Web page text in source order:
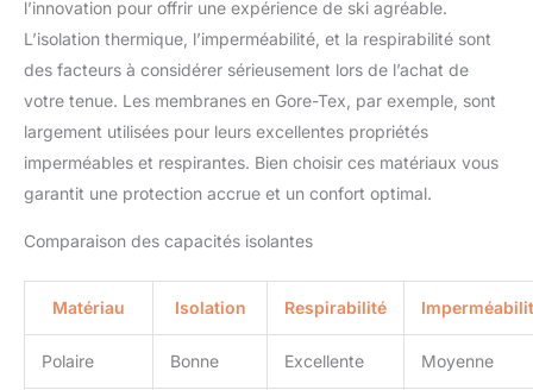
pour toute aventure hivernale,
nature. Ce manteau
est parfait pour les activités
telles que le ski alpin, le ski de
sports d'hiver. Ne laissez pas le
est le choix idéal.
toutes les conceptions bien conçues empêchent efficacement
le vent d'entrer ; 3. La coque souple résistante à l'usure est très
résistante au vent et chaude. 【Poches】 : 2 poches zippées
pour les mains, 1 poche poitrine zippée, 1 grande poche
pour téléphone, portefeuille, passeport et autres accessoires.
l’innovation pour offrir une expérience de ski agréable.
L’isolation thermique, l’imperméabilité, et la respirabilité sont
des facteurs à considérer sérieusement lors de l’achat de
votre tenue. Les membranes en Gore-Tex, par exemple, sont
largement utilisées pour leurs excellentes propriétés
imperméables et respirantes. Bien choisir ces matériaux vous
garantit une protection accrue et un confort optimal.
Comparaison des capacités isolantes
Matériau Isolation Respirabilité
Polaire Bonne Excellente Moyenne